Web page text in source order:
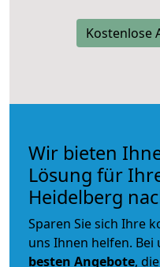
Kostenlose
Wir bieten
Lösung für
Heidelberg
Sparen Sie sich Ihre
uns Ihnen helfen. Bei
besten Angebote,